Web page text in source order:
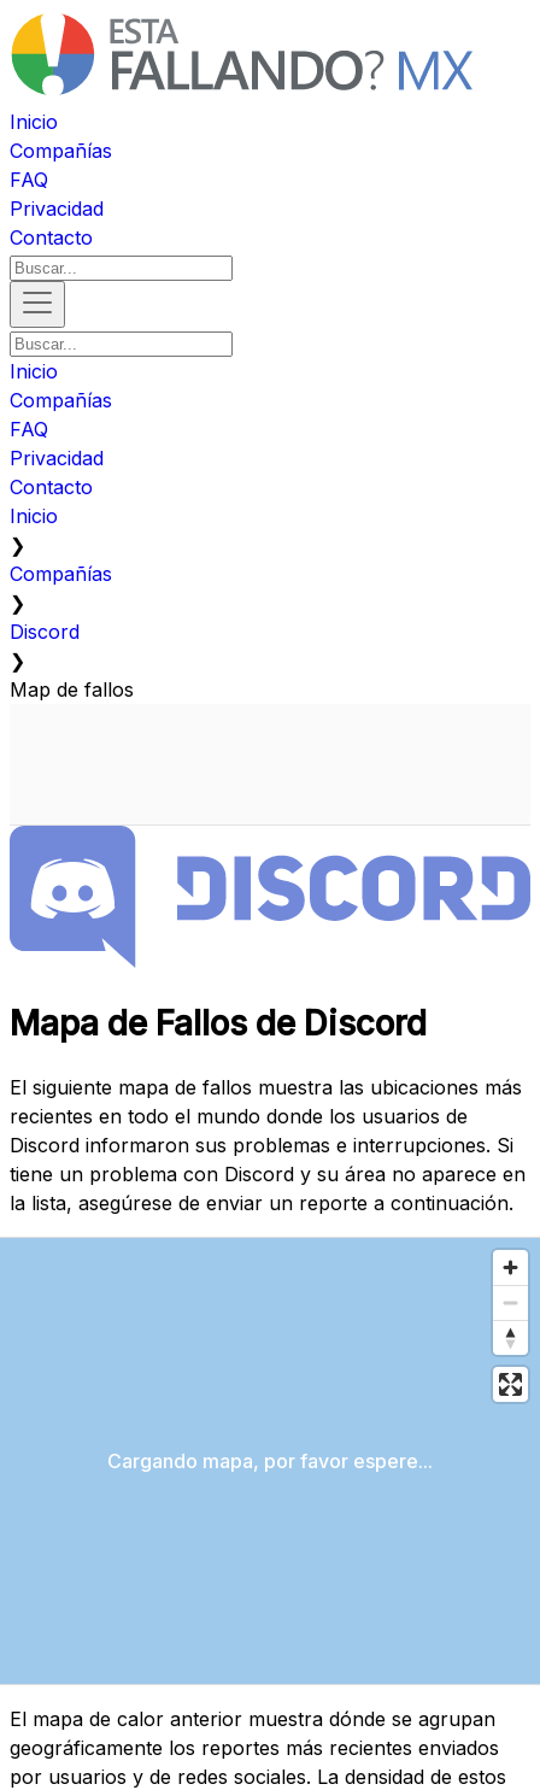
Inicio
Compañías
FAQ
Privacidad
Contacto
Inicio
Compañías
FAQ
Privacidad
Contacto
Inicio
❯
Compañías
❯
Discord
❯
Map de fallos
Mapa de Fallos de Discord
El siguiente mapa de fallos muestra las ubicaciones más
recientes en todo el mundo donde los usuarios de
Discord informaron sus problemas e interrupciones. Si
tiene un problema con Discord y su área no aparece en
la lista, asegúrese de enviar un reporte a continuación.
Cargando mapa, por favor espere...
El mapa de calor anterior muestra dónde se agrupan
geográficamente los reportes más recientes enviados
por usuarios y de redes sociales. La densidad de estos